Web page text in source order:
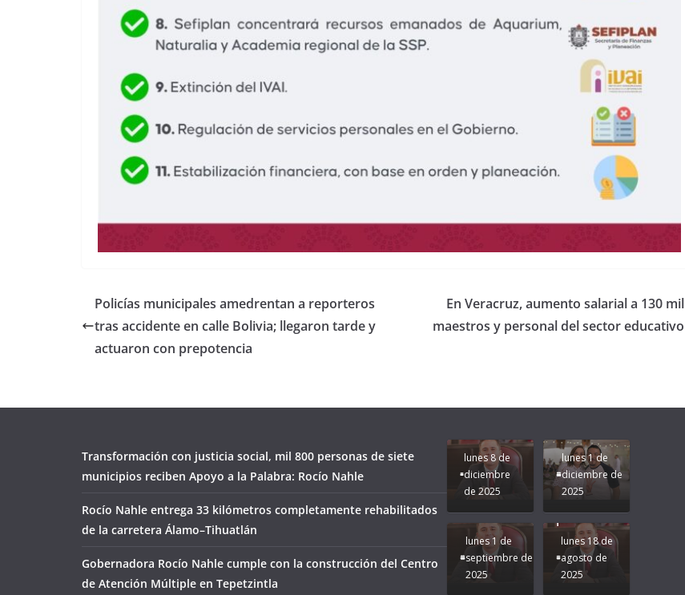
Policías municipales amedrentan a reporteros
tras accidente en calle Bolivia; llegaron tarde y
actuaron con prepotencia
En Veracruz, aumento salarial a 130 mil
maestros y personal del sector educativo
Transformación con justicia social, mil 800 personas de siete
municipios reciben Apoyo a la Palabra: Rocío Nahle
Rocío Nahle entrega 33 kilómetros completamente rehabilitados
de la carretera Álamo–Tihuatlán
Gobernadora Rocío Nahle cumple con la construcción del Centro
de Atención Múltiple en Tepetzintla
lunes 8 de
diciembre
de 2025
lunes 1 de
diciembre de
2025
Apoyo y
Seguimos la
Ruta que
Marca
Nuestra
Rocío Nahle.
lunes 1 de
septiembre de
2025
Pongamos
de moda;
San
Andrés
Tuxtla
presente.
lunes 18 de
agosto de
2025